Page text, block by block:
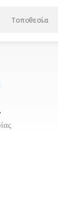
Τοποθεσία